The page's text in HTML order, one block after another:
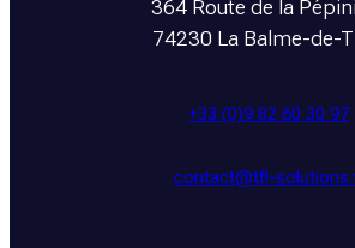
364 Route de la
74230 La Balme-de-
+33 (0)9 82 60 30 97
contact@tfl-